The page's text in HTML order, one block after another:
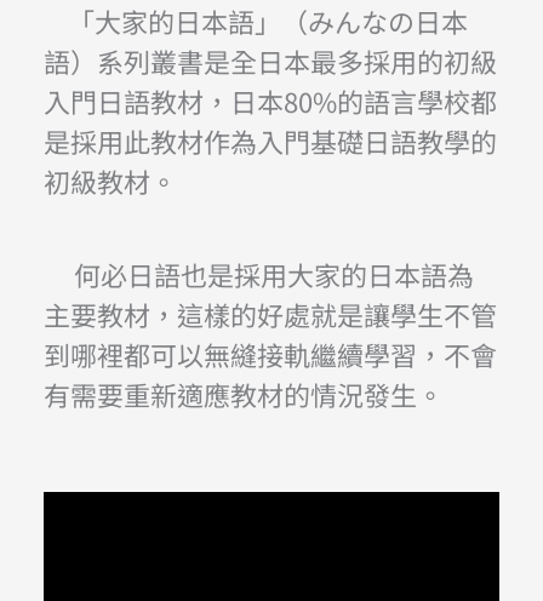
「大家的日本語」（みんなの日本
語）系列叢書是全日本最多採用的初級
入門日語教材，日本80%的語言學校都
是採用此教材作為入門基礎日語教學的
初級教材。
何必日語也是採用大家的日本語為
主要教材，這樣的好處就是讓學生不管
到哪裡都可以無縫接軌繼續學習，不會
有需要重新適應教材的情況發生。